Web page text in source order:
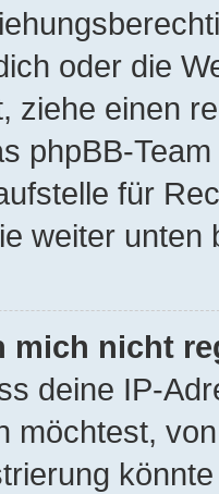
oder die
ziehe einen
phpBB-
für
weiter unten
mich nicht
deine IP-
möchtest,